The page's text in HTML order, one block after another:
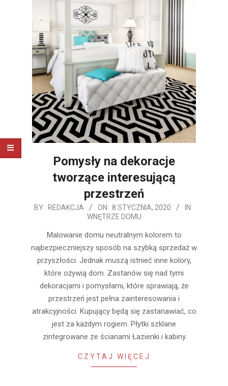
Pomysły na dekoracje
tworzące interesującą
przestrzeń
2020-
BY: REDAKCJA ON: 8 STYCZNIA, 2020
IN:
WNĘTRZE DOMU
Malowanie domu neutralnym kolorem to
najbezpieczniejszy sposób na szybką sprzedaż w
przyszłości. Jednak muszą istnieć inne kolory,
które ożywią dom. Zastanów się nad tymi
dekoracjami i pomysłami, które sprawiają, że
przestrzeń jest pełna zainteresowania i
atrakcyjności. Kupujący będą się zastanawiać, co
jest za każdym rogiem. Płytki szklane
zintegrowane ze ścianami Łazienki i kabiny
CZYTAJ WIĘCEJ